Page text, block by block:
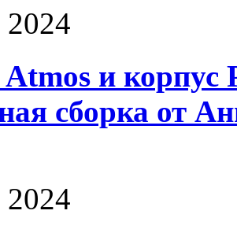
и корпус
сборка от